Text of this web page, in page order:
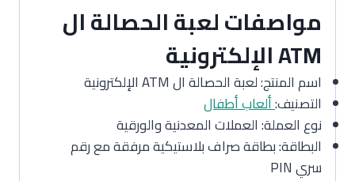
مواصفات لعبة الحصالة ال
ATM الإلكترونية
اسم المنتج: لعبة الحصالة ال ATM الإلكترونية
التصنيف:ألعاب أطفال
نوع العملة: العملات المعدنية والورقية
البطاقة: بطاقة صراف بلاستيكية مرفقة مع رقم
سري PIN